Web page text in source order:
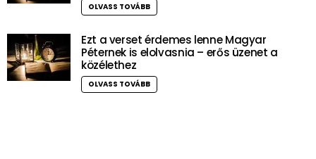
OLVASS TOVÁBB
Ezt a verset érdemes lenne Magyar
Péternek is elolvasnia – erős üzenet a
közélethez
OLVASS TOVÁBB